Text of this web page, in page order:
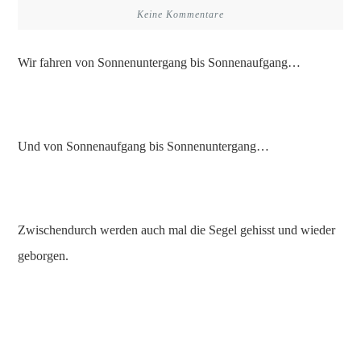
Keine Kommentare
Wir fahren von Sonnenuntergang bis Sonnenaufgang…
Und von Sonnenaufgang bis Sonnenuntergang…
Zwischendurch werden auch mal die Segel gehisst und wieder
geborgen.